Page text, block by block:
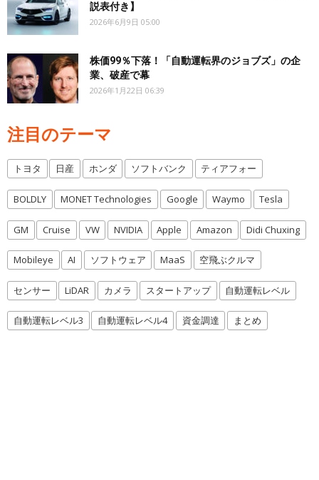
説表付き】
2026年6月9日 05:00
株価99％下落！「自動運転界のジョブズ」の企
業、破産で幕
2026年1月22日 06:39
注目のテーマ
トヨタ 日産 ホンダ ソフトバンク ティアフォー
BOLDLY MONET Technologies Google Waymo Tesla
GM Cruise VW NVIDIA Apple Amazon Didi Chuxing
Mobileye AI ソフトウェア MaaS 空飛ぶクルマ
センサー LiDAR カメラ スタートアップ 自動運転レベル
自動運転レベル3 自動運転レベル4 資金調達 まとめ